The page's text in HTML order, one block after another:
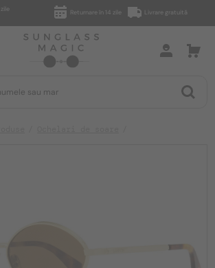
Returnare în 14 zile Livrare gratuită